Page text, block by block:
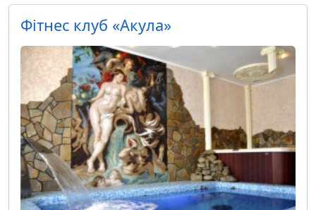
Фiтнес клуб «Акула»